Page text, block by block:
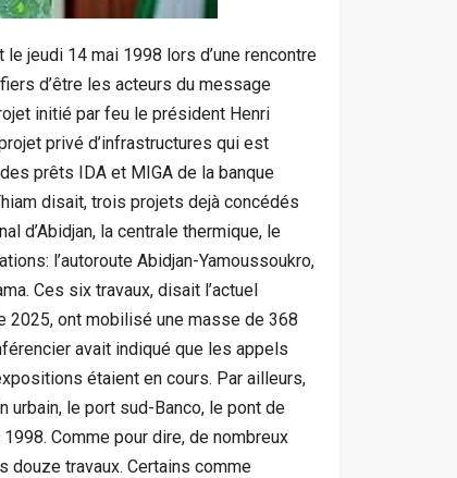
jeudi 14 mai 1998 lors d’une rencontre
d’être les acteurs du message
initié par feu le président Henri
privé d’infrastructures qui est
prêts IDA et MIGA de la banque
disait, trois projets dejà concédés
d’Abidjan, la centrale thermique, le
l’autoroute Abidjan-Yamoussoukro,
Ces six travaux, disait l’actuel
2025, ont mobilisé une masse de 368
avait indiqué que les appels
étaient en cours. Par ailleurs,
urbain, le port sud-Banco, le pont de
Comme pour dire, de nombreux
travaux. Certains comme